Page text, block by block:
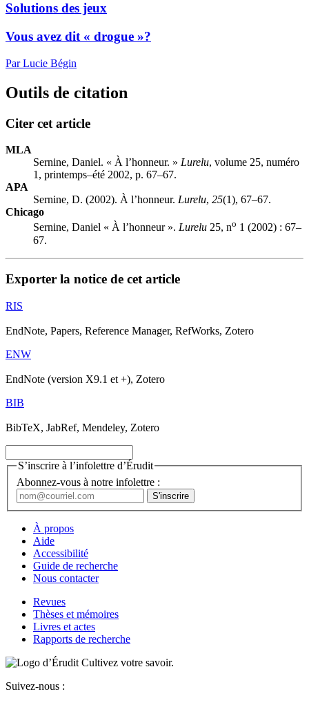
Solutions des jeux
Vous avez dit « drogue »?
Par Lucie Bégin
Outils de citation
Citer cet article
MLA
Sernine, Daniel. « À l’honneur. » Lurelu, volume 25, numéro
1, printemps–été 2002, p. 67–67.
APA
Sernine, D. (2002). À l’honneur. Lurelu, 25(1), 67–67.
Chicago
Sernine, Daniel « À l’honneur ». Lurelu 25, no 1 (2002) : 67–
67.
Exporter la notice de cet article
RIS
EndNote, Papers, Reference Manager, RefWorks, Zotero
ENW
EndNote (version X9.1 et +), Zotero
BIB
BibTeX, JabRef, Mendeley, Zotero
S’inscrire à l’infolettre d’Érudit
Abonnez-vous à notre infolettre :
À propos
Aide
Accessibilité
Guide de recherche
Nous contacter
Revues
Thèses et mémoires
Livres et actes
Rapports de recherche
Cultivez votre savoir.
Suivez-nous :